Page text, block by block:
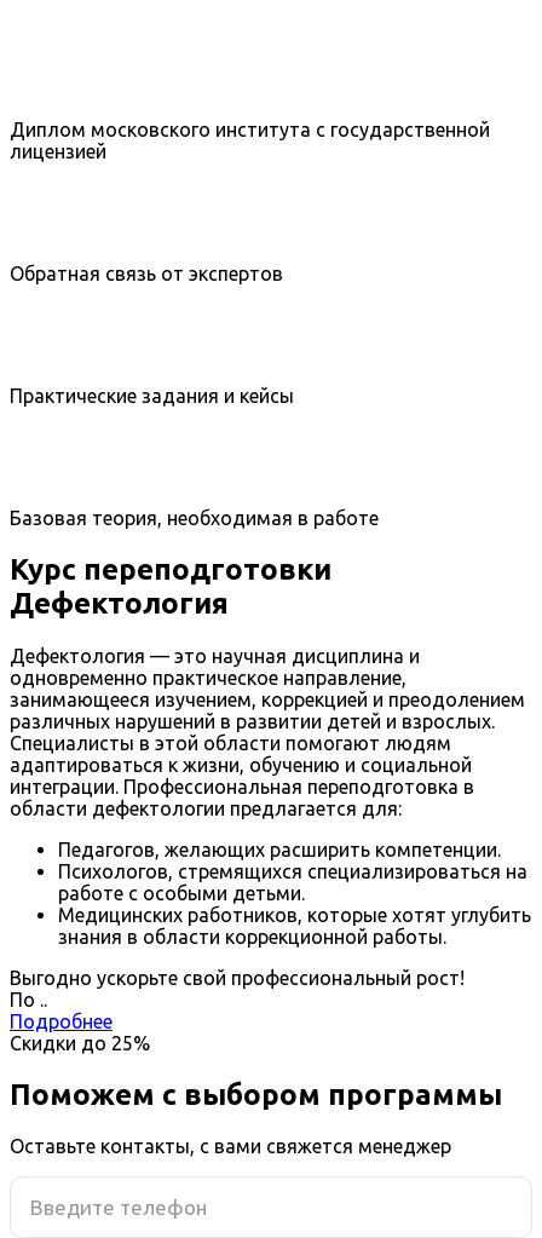
Диплом московского института с государственной
лицензией
Обратная связь от экспертов
Практические задания и кейсы
Базовая теория, необходимая в работе
Курс переподготовки
Дефектология
Дефектология — это научная дисциплина и
одновременно практическое направление,
занимающееся изучением, коррекцией и преодолением
различных нарушений в развитии детей и взрослых.
Специалисты в этой области помогают людям
адаптироваться к жизни, обучению и социальной
интеграции. Профессиональная переподготовка в
области дефектологии предлагается для:
Педагогов, желающих расширить компетенции.
Психологов, стремящихся специализироваться на
работе с особыми детьми.
Медицинских работников, которые хотят углубить
знания в области коррекционной работы.
Выгодно ускорьте свой профессиональный рост!
По ..
Подробнее
Скидки до 25%
Поможем с выбором программы
Оставьте контакты, с вами свяжется менеджер